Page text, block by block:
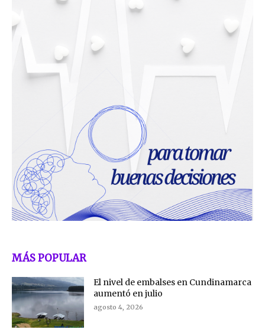
MÁS POPULAR
El nivel de embalses en Cundinamarca
aumentó en julio
agosto 4, 2026